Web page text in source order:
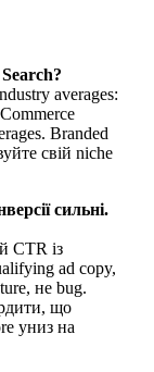
averages:
Branded
свій niche
сильні.
CTR із
ad copy,
не bug.
що
униз на